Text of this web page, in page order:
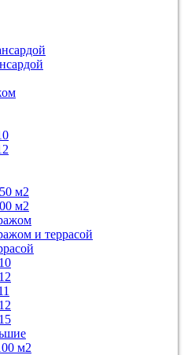
м2
м2
и террасой
м2